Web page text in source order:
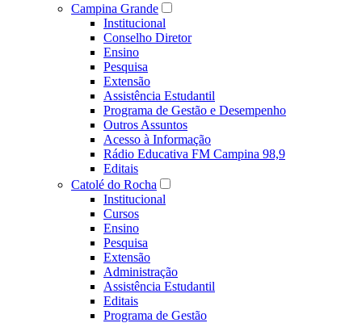
Campina Grande
Institucional
Conselho Diretor
Ensino
Pesquisa
Extensão
Assistência Estudantil
Programa de Gestão e Desempenho
Outros Assuntos
Acesso à Informação
Rádio Educativa FM Campina 98,9
Editais
Catolé do Rocha
Institucional
Cursos
Ensino
Pesquisa
Extensão
Administração
Assistência Estudantil
Editais
Programa de Gestão